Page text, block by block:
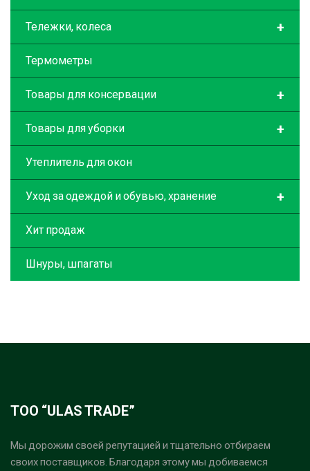
+
Тележки, колеса
Термометры
+
Товары для консервации
+
Товары для уборки
Утеплитель для окон
+
Уход за одеждой и обувью, хранение
Хит продаж
Шнуры, шпагаты
ТОО “ULAS TRADE”
Мы дорожим своей репутацией и тщательно отбираем
своих поставщиков. Благодаря этому мы добиваемся